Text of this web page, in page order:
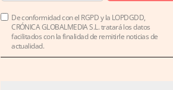
De conformidad con el RGPD y la LOPDGDD,
CRÓNICA GLOBALMEDIA S.L. tratará los datos
facilitados con la finalidad de remitirle noticias de
actualidad.